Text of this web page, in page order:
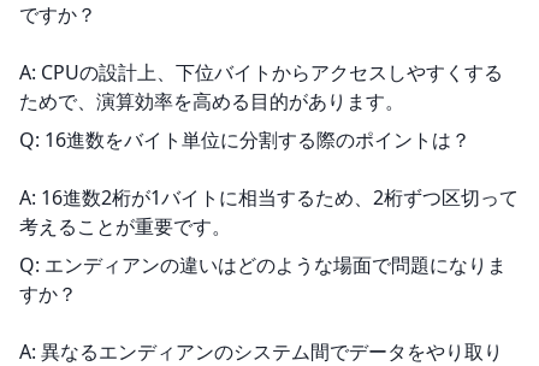
ですか？
A: CPUの設計上、下位バイトからアクセスしやすくする
ためで、演算効率を高める目的があります。
Q: 16進数をバイト単位に分割する際のポイントは？
A: 16進数2桁が1バイトに相当するため、2桁ずつ区切って
考えることが重要です。
Q: エンディアンの違いはどのような場面で問題になりま
すか？
A: 異なるエンディアンのシステム間でデータをやり取り